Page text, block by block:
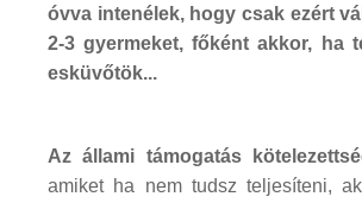
óvva intenélek, hogy csak ezért
2-3 gyermeket, főként akkor, ha
esküvőtök...
Az állami támogatás
amiket ha nem tudsz teljesíteni,